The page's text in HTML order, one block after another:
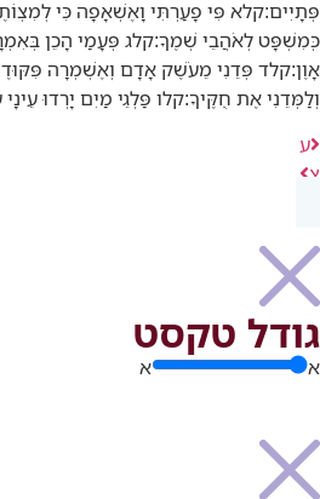
פְּתָיִים:קלא פִּי פָעַרְתִּי וָאֶשְׁאָפָה כִּי
כְּמִשְׁפָּט לְאֹהֲבֵי שְׁמֶךָ:קלג פְּעָמַי הָכֵן
אָוֶן:קלד פְּדֵנִי מֵעֹשֶׁק אָדָם וְאֶשְׁמְרָה
וְלַמְּדֵנִי אֶת חֻקֶּיךָ:קלו פַּלְגֵי מַיִם יָרְדוּ
ע
צ
גודל טקסט
א א